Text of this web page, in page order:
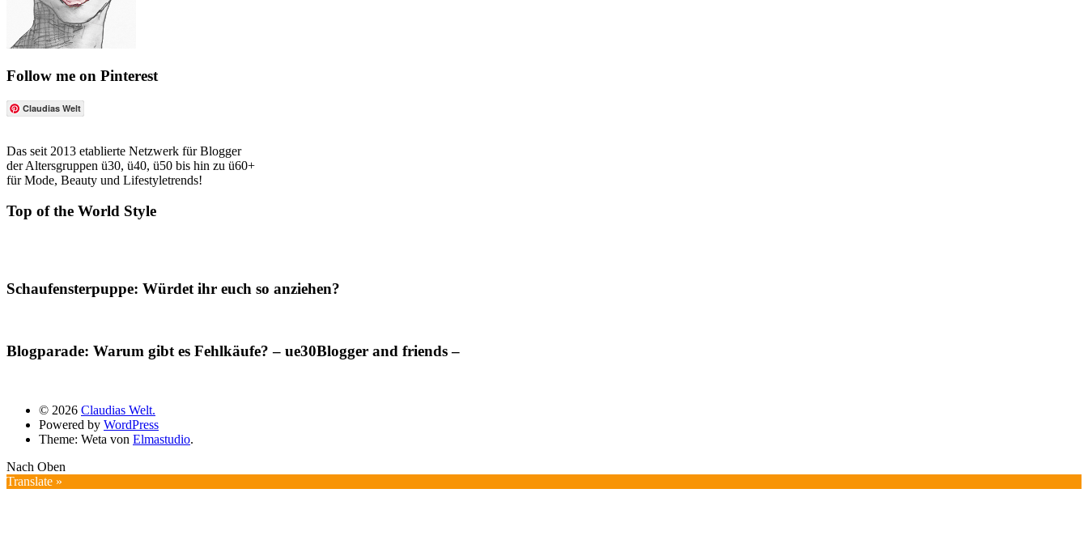
Follow me on Pinterest
Claudias Welt
Das seit 2013 etablierte Netzwerk für Blogger
der Altersgruppen ü30, ü40, ü50 bis hin zu ü60+
für Mode, Beauty und Lifestyletrends!
Top of the World Style
Schaufensterpuppe: Würdet ihr euch so anziehen?
Blogparade: Warum gibt es Fehlkäufe? – ue30Blogger and friends –
© 2026 Claudias Welt.
Powered by WordPress
Theme: Weta von Elmastudio.
Nach Oben
Translate »